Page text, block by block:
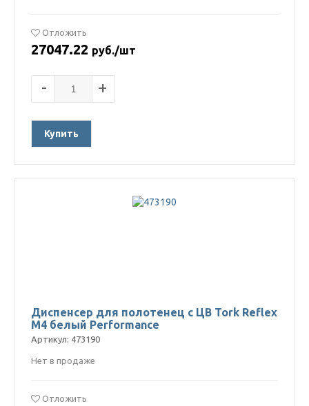
Отложить
27047.22 руб./шт
- +
Купить
Диспенсер для полотенец с ЦВ Tork Reflex
M4 белый Performance
Артикул: 473190
Нет в продаже
Отложить